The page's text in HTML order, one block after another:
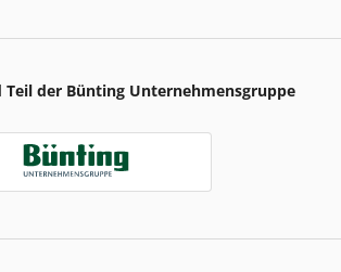
Teil der Bünting Unternehmensgruppe